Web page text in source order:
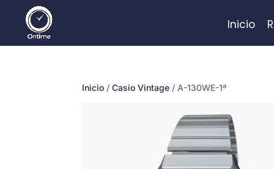
Inicio
Inicio /Casio Vintage / A-130WE-1ª